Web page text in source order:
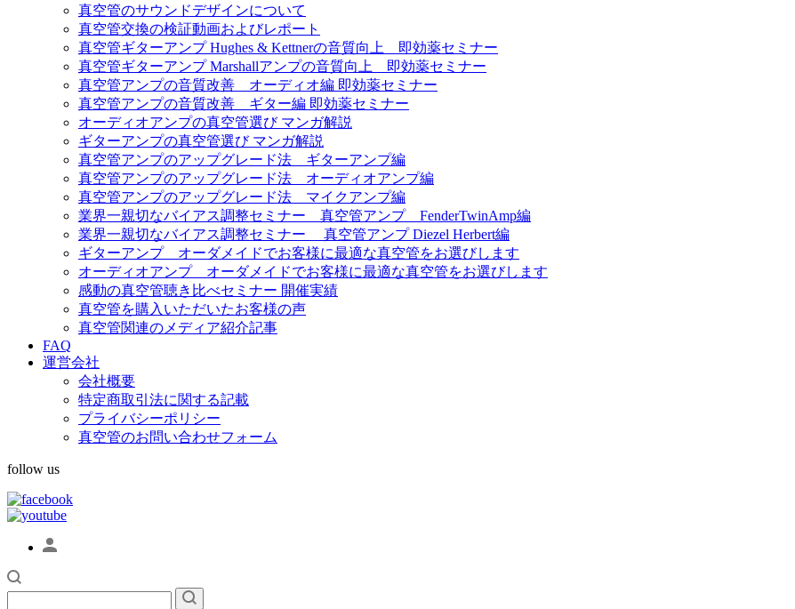
真空管のサウンドデザインについて
真空管交換の検証動画およびレポート
真空管ギターアンプ Hughes & Kettnerの音質向上 即効薬セミナー
真空管ギターアンプ Marshallアンプの音質向上 即効薬セミナー
真空管アンプの音質改善 オーディオ編 即効薬セミナー
真空管アンプの音質改善 ギター編 即効薬セミナー
オーディオアンプの真空管選び マンガ解説
ギターアンプの真空管選び マンガ解説
真空管アンプのアップグレード法 ギターアンプ編
真空管アンプのアップグレード法 オーディオアンプ編
真空管アンプのアップグレード法 マイクアンプ編
業界一親切なバイアス調整セミナー 真空管アンプ FenderTwinAmp編
業界一親切なバイアス調整セミナー 真空管アンプ Diezel Herbert編
ギターアンプ オーダメイドでお客様に最適な真空管をお選びします
オーディオアンプ オーダメイドでお客様に最適な真空管をお選びします
感動の真空管聴き比べセミナー 開催実績
真空管を購入いただいたお客様の声
真空管関連のメディア紹介記事
FAQ
運営会社
会社概要
特定商取引法に関する記載
プライバシーポリシー
真空管のお問い合わせフォーム
follow us